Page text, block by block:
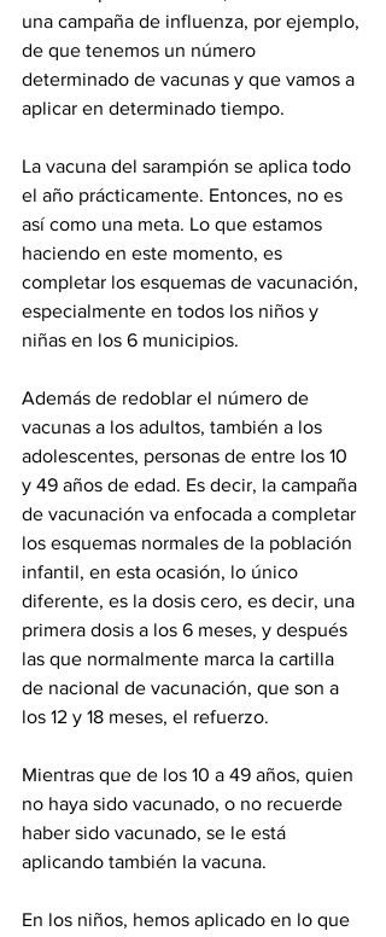
una campaña de influenza, por ejemplo,
de que tenemos un número
determinado de vacunas y que vamos a
aplicar en determinado tiempo.
La vacuna del sarampión se aplica todo
el año prácticamente. Entonces, no es
así como una meta. Lo que estamos
haciendo en este momento, es
completar los esquemas de vacunación,
especialmente en todos los niños y
niñas en los 6 municipios.
Además de redoblar el número de
vacunas a los adultos, también a los
adolescentes, personas de entre los 10
y 49 años de edad. Es decir, la campaña
de vacunación va enfocada a completar
los esquemas normales de la población
infantil, en esta ocasión, lo único
diferente, es la dosis cero, es decir, una
primera dosis a los 6 meses, y después
las que normalmente marca la cartilla
de nacional de vacunación, que son a
los 12 y 18 meses, el refuerzo.
Mientras que de los 10 a 49 años, quien
no haya sido vacunado, o no recuerde
haber sido vacunado, se le está
aplicando también la vacuna.
En los niños, hemos aplicado en lo que